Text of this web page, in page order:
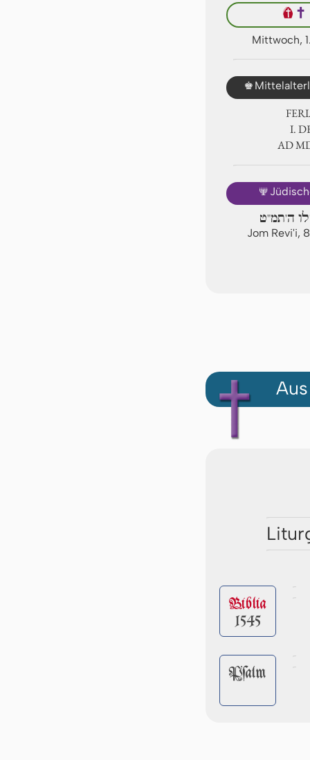
🕴 ✝
Mittwoch,
♚
Ⅰ.
AD
🕎
ה'תמ"ט
Jom Revi'i,
Biblia
1545
Pſalm